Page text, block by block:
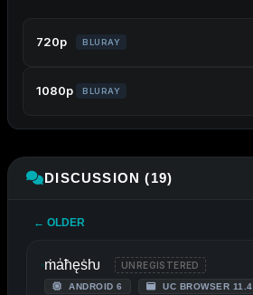
720p BLURAY
1080p BLURAY
DISCUSSION (19)
← OLDER
ṁẚħęṡƕ UNREGISTERED
ANDROID 6 UC BROWSER 11.4